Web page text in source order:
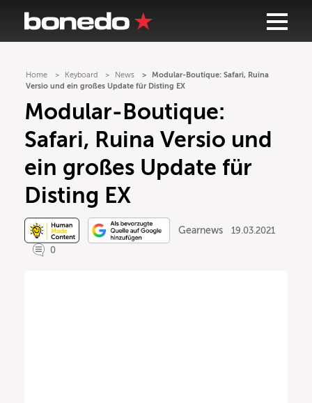
Home Keyboard News
Modular-Boutique: Safari, Ruina
Versio und ein großes Update für Disting EX
Modular-Boutique:
Safari, Ruina Versio und
ein großes Update für
Disting EX
Gearnews
19.03.2021
0